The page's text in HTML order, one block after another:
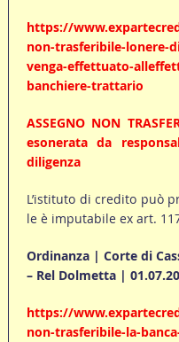
https://
non-trasferibile-lonere-
venga-effettuato-
banchiere-trattario
ASSEGNO NON
esonerata da
diligenza
L’istituto di credito può
le è imputabile ex art.
Ordinanza | Corte di
– Rel Dolmetta |
https://
non-trasferibile-la-